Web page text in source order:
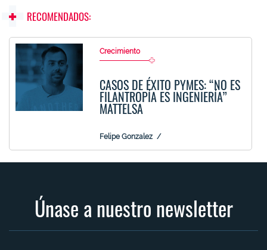
RECOMENDADOS:
Crecimiento
CASOS DE ÉXITO PYMES: “NO ES
FILANTROPÍA ES INGENIERÍA”
MATTELSA
Felipe Gonzalez
Únase a nuestro newsletter